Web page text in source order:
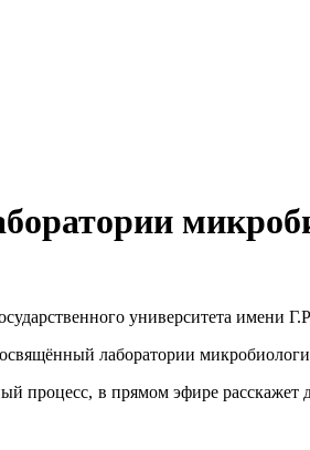
университета имени
лаборатории
процесс, в прямом эфире расскажет